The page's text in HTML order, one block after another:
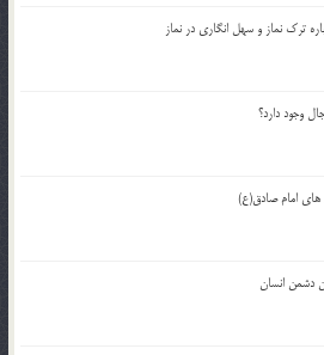
ترک نماز و سهل انگاری در نماز
وجود دارد؟
امام صادق(ع)
دشمن انسان